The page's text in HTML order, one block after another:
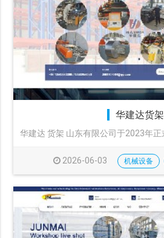
华建达货架
华建达 货架 山东有限公司于2023年正
2026-06-03 机械设备